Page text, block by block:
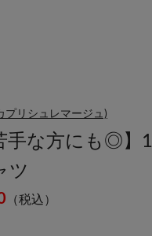
プリシュレマージュ)
手な方にも◎】
ツ
（税込）